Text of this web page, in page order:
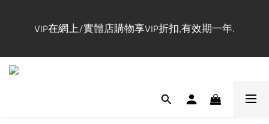
並即時享有全單VIP折扣.#請參閱購物流程#
VIP在網上/實體店購物享VIP折扣,有效期一年.
實體店提供試身服務,門市地址:長沙灣道650號中國船
7pm ,請先查詢休店日📲